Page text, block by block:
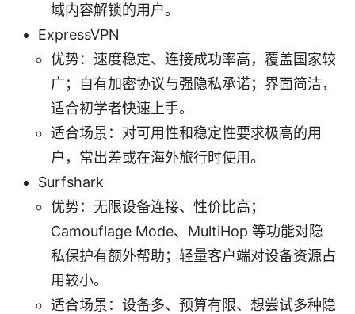
域内容解锁的用户。
ExpressVPN
优势：速度稳定、连接成功率高，覆盖国家较
广；自有加密协议与强隐私承诺；界面简洁，
适合初学者快速上手。
适合场景：对可用性和稳定性要求极高的用
户，常出差或在海外旅行时使用。
Surfshark
优势：无限设备连接、性价比高；
Camouflage Mode、MultiHop 等功能对隐
私保护有额外帮助；轻量客户端对设备资源占
用较小。
适合场景：设备多、预算有限、想尝试多种隐